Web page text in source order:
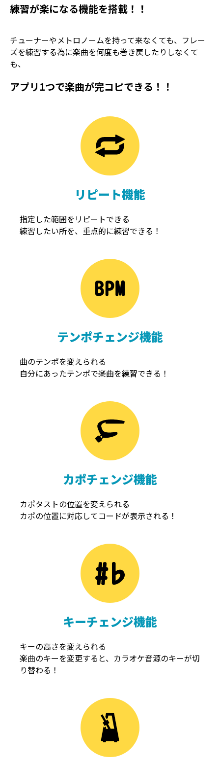
練習が楽になる機能を搭載！！
チューナーやメトロノームを持って来なくても、フレー
ズを練習する為に楽曲を何度も巻き戻したりしなくて
も、
アプリ1つで楽曲が完コピできる！！
リピート機能
指定した範囲をリピートできる
練習したい所を、重点的に練習できる！
テンポチェンジ機能
曲のテンポを変えられる
自分にあったテンポで楽曲を練習できる！
カポチェンジ機能
カポタストの位置を変えられる
カポの位置に対応してコードが表示される！
キーチェンジ機能
キーの高さを変えられる
楽曲のキーを変更すると、カラオケ音源のキーが切
り替わる！